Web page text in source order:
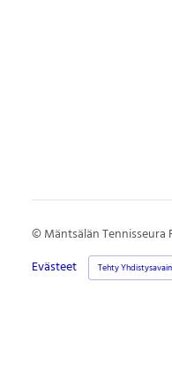
©Mäntsälän Tennisseura
Evästeet
Tehty